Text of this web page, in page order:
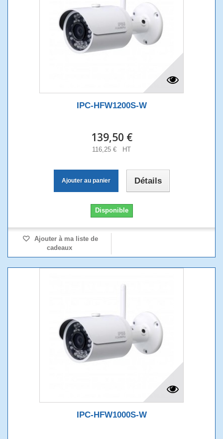
IPC-HFW1200S-W
139,50 €
116,25 € HT
Ajouter au panier Détails
Disponible
Ajouter à ma liste de
cadeaux
IPC-HFW1000S-W